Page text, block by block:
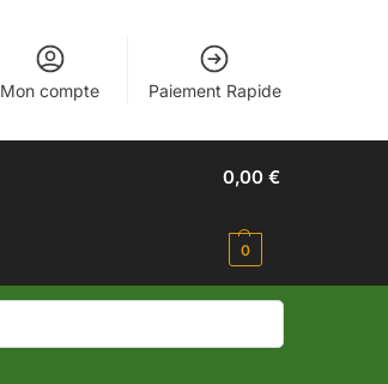
Mon compte Paiement Rapide
0,00€
0